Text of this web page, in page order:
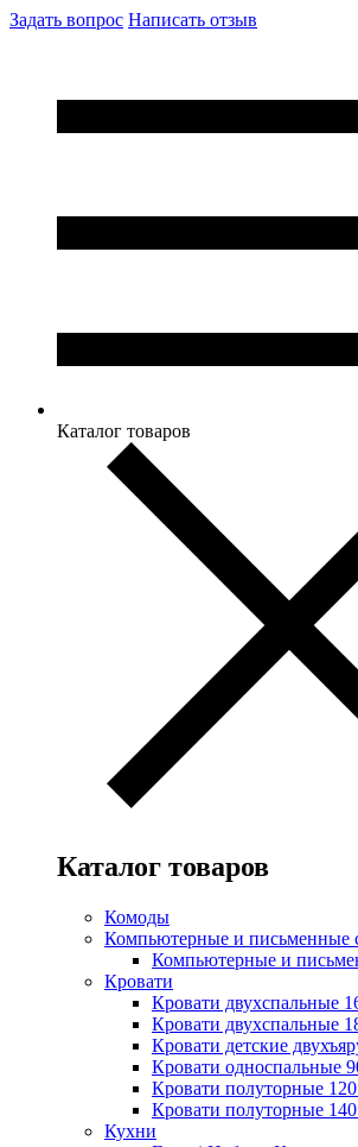
Задать вопрос Написать отзыв
Каталог товаров
Каталог товаров
Комоды
Компьютерные и письменные
Компьютерные и
Кровати
Кровати двухспальные
Кровати двухспальные
Кровати детские
Кровати односпальные
Кровати полуторные
Кровати полуторные
Кухни